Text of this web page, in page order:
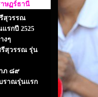
ษฏร์ธานี
สุวรรณ
รกปี 2525
งๆ
รีสุวรรณ รุ่น
ภ ๘๙
ราณรุ่นแรก